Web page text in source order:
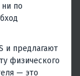
ALPHA RIVA
по
и предлагают
физического
— это